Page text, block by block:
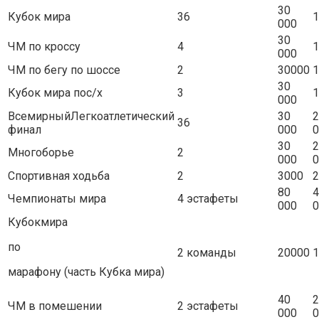
Кубок мира 36
30
000
ЧМ по кроссу 4
30
000
ЧМ по бегу по шоссе
2 30000
Кубок мира пос/х
3
30
000
ВсемирныйЛегкоатлетический
финал
36
30
000
Многоборье
2
30
000
Спортивная ходьба
2 3000
Чемпионаты мира
4 эстафеты
80
000
Кубокмира
по
марафону (часть Кубка мира)
2 команды 20000
ЧМ в помешении 2 эстафеты
40
000